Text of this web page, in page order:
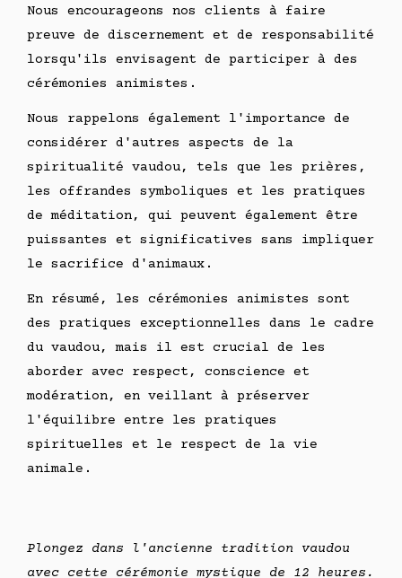
Nous encourageons nos clients à faire
preuve de discernement et de responsabilité
lorsqu'ils envisagent de participer à des
cérémonies animistes.
Nous rappelons également l'importance de
considérer d'autres aspects de la
spiritualité vaudou, tels que les prières,
les offrandes symboliques et les pratiques
de méditation, qui peuvent également être
puissantes et significatives sans impliquer
le sacrifice d'animaux.
En résumé, les cérémonies animistes sont
des pratiques exceptionnelles dans le cadre
du vaudou, mais il est crucial de les
aborder avec respect, conscience et
modération, en veillant à préserver
l'équilibre entre les pratiques
spirituelles et le respect de la vie
animale.
Plongez dans l'ancienne tradition vaudou
avec cette cérémonie mystique de 12 heures.